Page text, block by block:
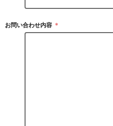
お問い合わせ内容 ＊